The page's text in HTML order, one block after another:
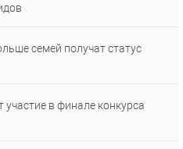
семей получат статус
в финале конкурса